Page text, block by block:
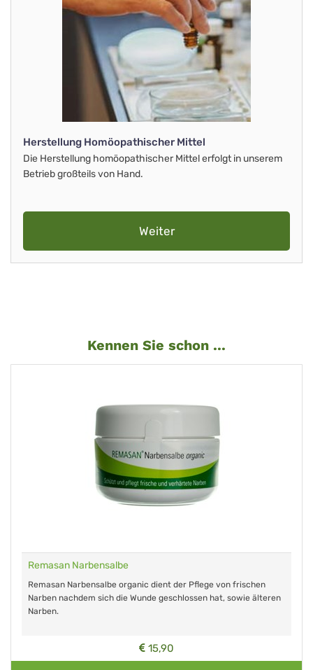
Herstellung Homöopathischer Mittel
Die Herstellung homöopathischer Mittel erfolgt in unserem
Betrieb großteils von Hand.
Weiter
Kennen Sie schon ...
Remasan Narbensalbe
Remasan Narbensalbe organic dient der Pflege von frischen
Narben nachdem sich die Wunde geschlossen hat, sowie älteren
Narben.
15,90